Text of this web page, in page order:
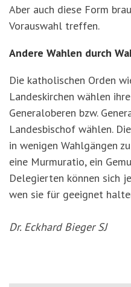
Aber auch diese Form
Vorauswahl treffen.
Andere Wahlen durch
Die katholischen Orden
Landeskirchen wählen
Generaloberen bzw.
Landesbischof wählen.
in wenigen Wahlgängen
eine Murmuratio, ein
Delegierten können sich
wen sie für geeignet
Dr. Eckhard Bieger SJ